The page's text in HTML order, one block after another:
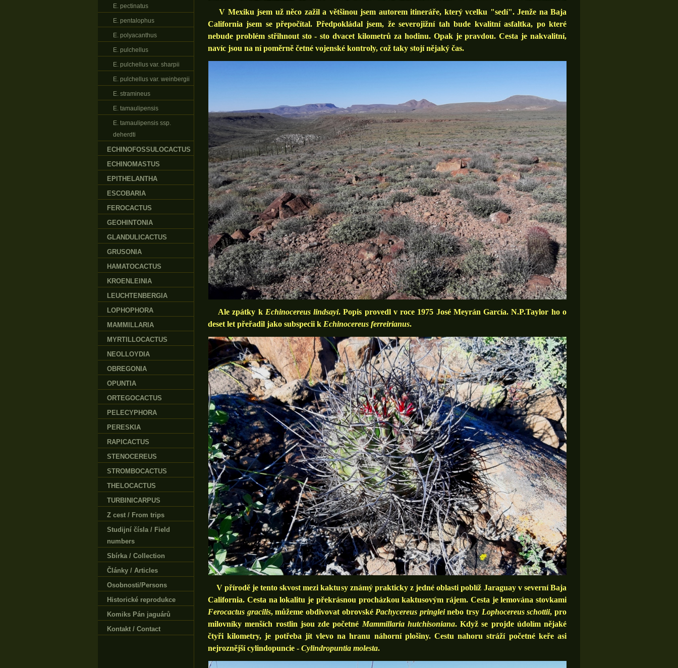
V Mexiku jsem už něco zažil a většinou jsem autorem itineráře, který vcelku "sedí". Jenže na Baja
California jsem se přepočítal. Předpokládal jsem, že severojižní tah bude kvalitní asfaltka, po které
nebude problém střihnout sto - sto dvacet kilometrů za hodinu. Opak je pravdou. Cesta je nakvalitní,
navíc jsou na ní poměrně četné vojenské kontroly, což taky stojí nějaký čas.
Ale zpátky k Echinocereus lindsayi. Popis provedl v roce 1975 José Meyrán García. N.P.Taylor ho o
deset let přeřadil jako subspecii k Echinocereus ferreirianus.
V přírodě je tento skvost mezi kaktusy známý prakticky z jedné oblasti poblíž Jaraguay v severní Baja
California. Cesta na lokalitu je překrásnou procházkou kaktusovým rájem. Cesta je lemována stovkami
Ferocactus gracilis, můžeme obdivovat obrovské Pachycereus pringleinebo trsy Lophocereus schottii, pro
milovníky menších rostlin jsou zde početné Mammillaria hutchisoniana. Když se projde údolím nějaké
čtyři kilometry, je potřeba jít vlevo na hranu náhorní plošiny. Cestu nahoru stráží početné keře asi
nejroznější cylindopuncie - Cylindropuntia molesta.
E. pectinatus
E. pentalophus
E. polyacanthus
E. pulchellus
E. pulchellus var. sharpii
E. pulchellus var. weinbergii
E. stramineus
E. tamaulipensis
E. tamaulipensis ssp.
deherdti
ECHINOFOSSULOCACTUS
ECHINOMASTUS
EPITHELANTHA
ESCOBARIA
FEROCACTUS
GEOHINTONIA
GLANDULICACTUS
GRUSONIA
HAMATOCACTUS
KROENLEINIA
LEUCHTENBERGIA
LOPHOPHORA
MAMMILLARIA
MYRTILLOCACTUS
NEOLLOYDIA
OBREGONIA
OPUNTIA
ORTEGOCACTUS
PELECYPHORA
PERESKIA
RAPICACTUS
STENOCEREUS
STROMBOCACTUS
THELOCACTUS
TURBINICARPUS
Z cest / From trips
Studijní čísla / Field
numbers
Sbírka / Collection
Články / Articles
Osobnosti/Persons
Historické reprodukce
Komiks Pán jaguárů
Kontakt / Contact